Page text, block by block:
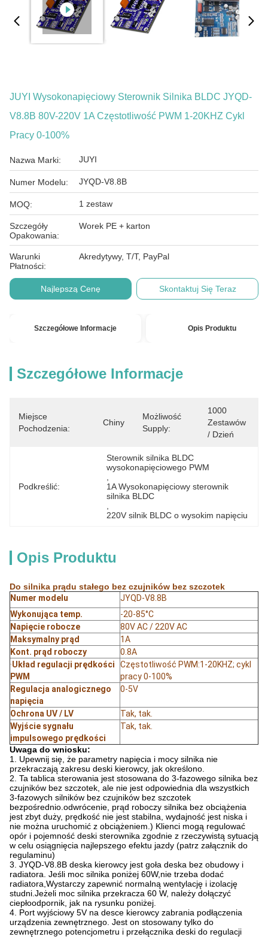
JUYI Wysokonapięciowy Sterownik Silnika BLDC JYQD-
V8.8B 80V-220V 1A Częstotliwość PWM 1-20KHZ Cykl
Pracy 0-100%
Nazwa Marki: JUYI
Numer Modelu: JYQD-V8.8B
MOQ: 1 zestaw
Szczegóły
Opakowania:
Worek PE + karton
Warunki
Płatności:
Akredytywy, T/T, PayPal
Najlepszą Cenę Skontaktuj Się Teraz
Szczegółowe Informacje Opis Produktu
Szczegółowe Informacje
Miejsce
Pochodzenia:
Chiny
Możliwość
Supply:
1000
Zestawów
/ Dzień
Podkreślić:
Sterownik silnika BLDC
wysokonapięciowego PWM
1A Wysokonapięciowy sterownik
silnika BLDC
220V silnik BLDC o wysokim napięciu
Opis Produktu
Do silnika prądu stałego bez czujników bez szczotek
Numer modelu
JYQD-V8.8B
Wykonująca temp.
-20-85°C
Napięcie robocze
80V AC / 220V AC
Maksymalny prąd
1A
Kont. prąd roboczy
0.8A
·Układ regulacji prędkości
PWM
Częstotliwość PWM:1-20KHZ; cykl
pracy 0-100%
Regulacja analogicznego
napięcia
0-5V
Ochrona UV / LV
Tak, tak.
Wyjście sygnału
impulsowego prędkości
Tak, tak.
Uwaga do wniosku:
1. Upewnij się, że parametry napięcia i mocy silnika nie
przekraczają zakresu deski kierowcy, jak określono.
2. Ta tablica sterowania jest stosowana do 3-fazowego silnika bez
czujników bez szczotek, ale nie jest odpowiednia dla wszystkich
3-fazowych silników bez czujników bez szczotek
bezpośrednio.odwrócenie, prąd roboczy silnika bez obciążenia
jest zbyt duży, prędkość nie jest stabilna, wydajność jest niska i
nie można uruchomić z obciążeniem.) Klienci mogą regulować
opór i pojemność deski sterownika zgodnie z rzeczywistą sytuacją
w celu osiągnięcia najlepszego efektu jazdy (patrz załącznik do
regulaminu)
3. JYQD-V8.8B deska kierowcy jest goła deska bez obudowy i
radiatora. Jeśli moc silnika poniżej 60W,nie trzeba dodać
radiatora,Wystarczy zapewnić normalną wentylację i izolację
studni.Jeżeli moc silnika przekracza 60 W, należy dołączyć
ciepłoodpornik, jak na rysunku poniżej.
4. Port wyjściowy 5V na desce kierowcy zabrania podłączenia
urządzenia zewnętrznego. Jest on stosowany tylko do
zewnętrznego potencjometru i przełącznika deski do regulacji